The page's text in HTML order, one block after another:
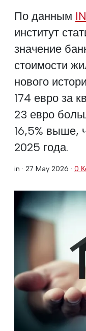
По данным
институт
значение
стоимости
нового
174 евро за
23 евро
16,5% выше,
2025 года.
in · 27 May 2026 · 0